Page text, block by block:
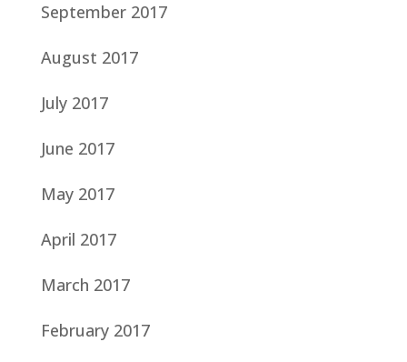
September 2017
August 2017
July 2017
June 2017
May 2017
April 2017
March 2017
February 2017